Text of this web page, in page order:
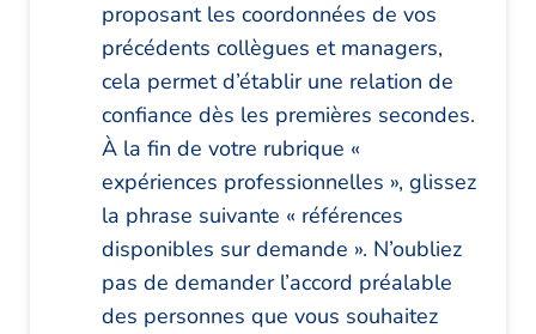
proposant les coordonnées de vos
précédents collègues et managers,
cela permet d’établir une relation de
confiance dès les premières secondes.
À la fin de votre rubrique «
expériences professionnelles », glissez
la phrase suivante « références
disponibles sur demande ». N’oubliez
pas de demander l’accord préalable
des personnes que vous souhaitez